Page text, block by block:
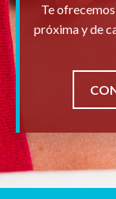
Te
próxima y de